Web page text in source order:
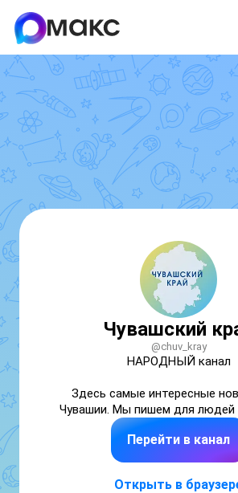
Чувашский
@chuv_kray
НАРОДНЫЙ канал
Здесь самые интересные
Чувашии. Мы пишем для людей
Перейти в канал
Открыть в